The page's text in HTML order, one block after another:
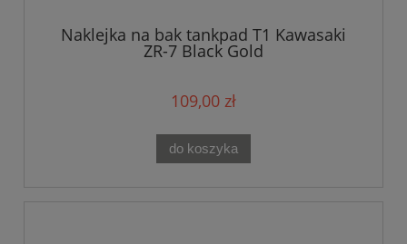
Naklejka na bak tankpad T1 Kawasaki
ZR-7 Black Gold
109,00 zł
do koszyka